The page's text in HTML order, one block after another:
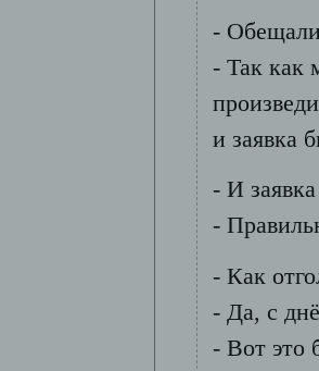
-
- Так как
и заявка
- И
-
- Как
- Да, с
- Вот это